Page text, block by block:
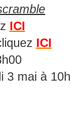
ICI
ICI
3 mai à 10h